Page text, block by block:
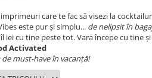
care te fac să visezi la
este pur și simplu... de nelipsit în
iei cu tine peste tot. Vara începe cu tine
Activated
must-have în vacanță!